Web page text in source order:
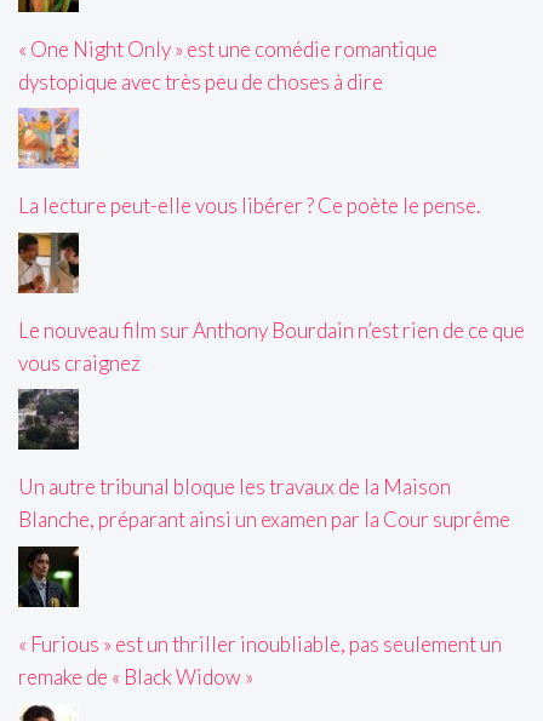
« One Night Only » est une comédie romantique
dystopique avec très peu de choses à dire
La lecture peut-elle vous libérer ? Ce poète le pense.
Le nouveau film sur Anthony Bourdain n’est rien de ce que
vous craignez
Un autre tribunal bloque les travaux de la Maison
Blanche, préparant ainsi un examen par la Cour suprême
« Furious » est un thriller inoubliable, pas seulement un
remake de « Black Widow »